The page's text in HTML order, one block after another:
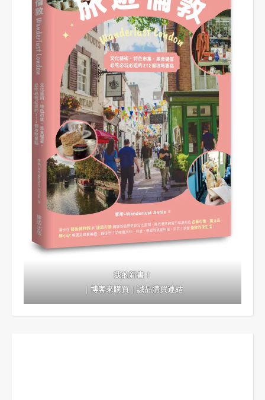
我的新書！
｜博客來購買｜誠品購買連結